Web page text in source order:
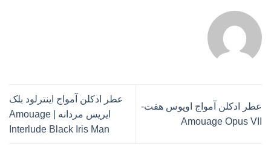
عطر ادکلن آمواج اوپوس هفت-
Amouage Opus VII
عطر ادکلن آمواج اینترلود بلک
ایریس مردانه | Amouage
Interlude Black Iris Man